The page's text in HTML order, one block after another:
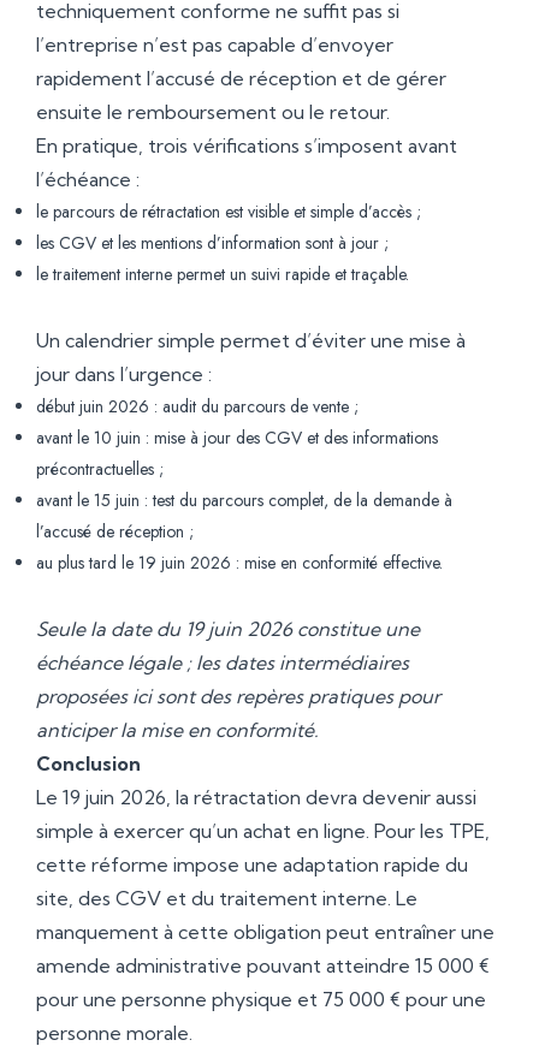
techniquement conforme ne suffit pas si
l’entreprise n’est pas capable d’envoyer
rapidement l’accusé de réception et de gérer
ensuite le remboursement ou le retour.
En pratique, trois vérifications s’imposent avant
l’échéance :
le parcours de rétractation est visible et simple d’accès ;
les CGV et les mentions d’information sont à jour ;
le traitement interne permet un suivi rapide et traçable.
Un calendrier simple permet d’éviter une mise à
jour dans l’urgence :
début juin 2026 : audit du parcours de vente ;
avant le 10 juin : mise à jour des CGV et des informations
précontractuelles ;
avant le 15 juin : test du parcours complet, de la demande à
l’accusé de réception ;
au plus tard le 19 juin 2026 : mise en conformité effective.
Seule la date du 19 juin 2026 constitue une
échéance légale ; les dates intermédiaires
proposées ici sont des repères pratiques pour
anticiper la mise en conformité.
Conclusion
Le 19 juin 2026, la rétractation devra devenir aussi
simple à exercer qu’un achat en ligne. Pour les TPE,
cette réforme impose une adaptation rapide du
site, des CGV et du traitement interne. Le
manquement à cette obligation peut entraîner une
amende administrative pouvant atteindre 15 000 €
pour une personne physique et 75 000 € pour une
personne morale.